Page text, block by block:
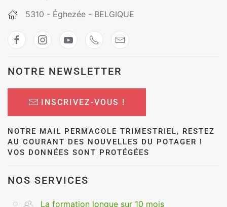
5310 - Éghezée - BELGIQUE
NOTRE NEWSLETTER
INSCRIVEZ-VOUS !
NOTRE MAIL PERMACOLE TRIMESTRIEL, RESTEZ
AU COURANT DES NOUVELLES DU POTAGER !
VOS DONNÉES SONT PROTÉGÉES
NOS SERVICES
La formation longue sur 10 mois